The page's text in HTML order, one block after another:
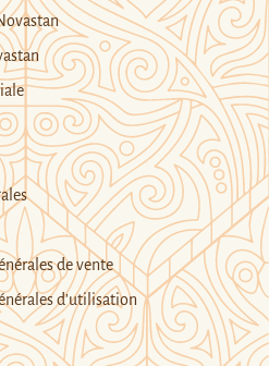
de vente
d’utilisation